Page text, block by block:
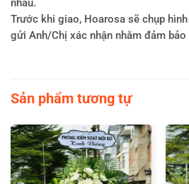
nhau.
Trước khi giao, Hoarosa sẽ chụp
gửi Anh/Chị xác nhận nhằm đảm
Sản phẩm tương tự